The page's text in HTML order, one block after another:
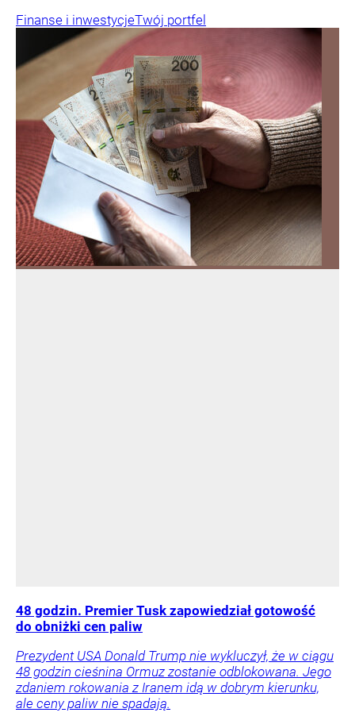
Finanse i inwestycjeTwój portfel
48 godzin. Premier Tusk zapowiedział gotowość
do obniżki cen paliw
Prezydent USA Donald Trump nie wykluczył, że w ciągu
48 godzin cieśnina Ormuz zostanie odblokowana. Jego
zdaniem rokowania z Iranem idą w dobrym kierunku,
ale ceny paliw nie spadają.